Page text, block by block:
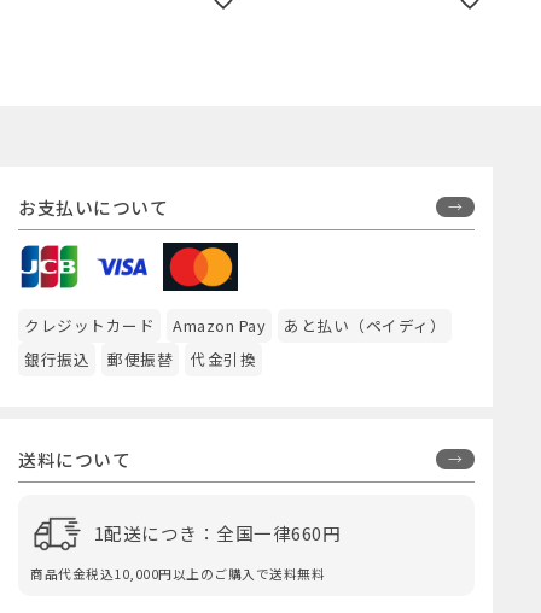
お支払いについて
クレジットカード Amazon Pay
あと払い（ペイディ）
銀行振込
郵便振替 代金引換
送料について
1配送につき：全国一律660円
商品代金税込10,000円以上のご購入で送料無料